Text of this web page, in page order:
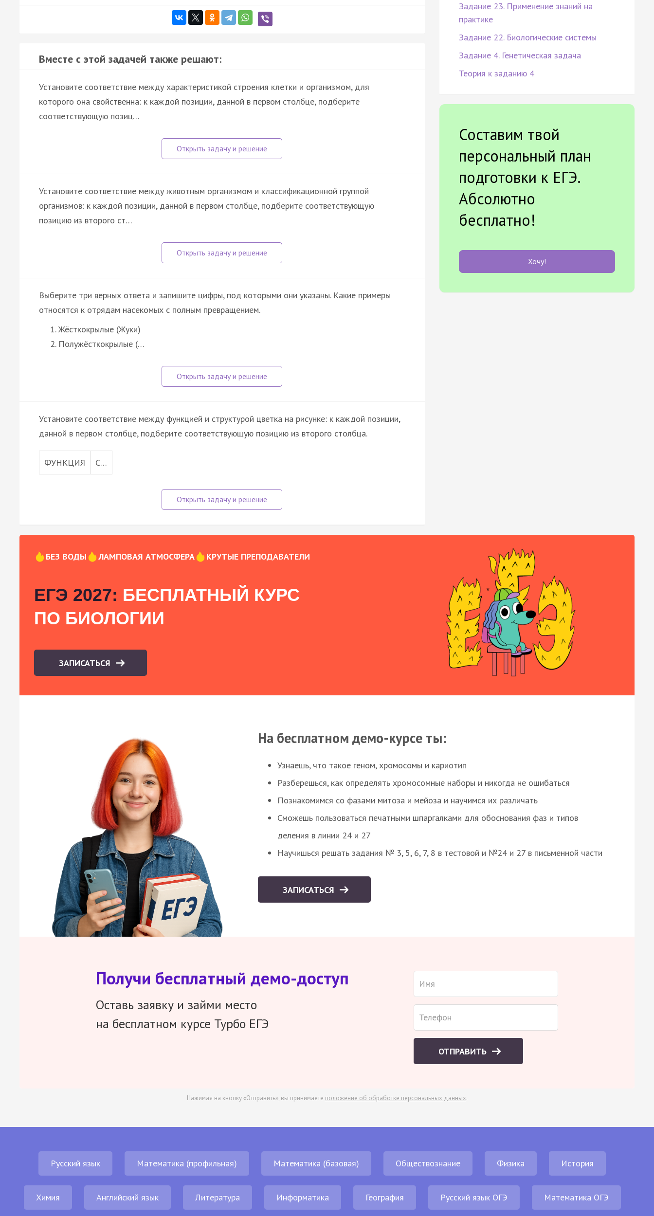
Вместе с этой задачей также решают:
Установите соответствие между характеристикой строения клетки и организмом, для
которого она свойственна: к каждой позиции, данной в первом столбце, подберите
соответствующую позиц…
Установите соответствие между животным организмом и классификационной группой
организмов: к каждой позиции, данной в первом столбце, подберите соответствующую
позицию из второго ст…
Выберите три верных ответа и запишите цифры, под которыми они указаны. Какие примеры
относятся к отрядам насекомых с полным превращением.
Жёсткокрылые (Жуки)
Полужёсткокрылые (…
Установите соответствие между функцией и структурой цветка на рисунке: к каждой позиции,
данной в первом столбце, подберите соответствующую позицию из второго столбца.
ФУНКЦИЯ С…
Задание 23. Применение знаний на
практике
Задание 22. Биологические системы
Задание 4. Генетическая задача
Теория к заданию 4
Составим твой
персональный план
подготовки к ЕГЭ.
Абсолютно
бесплатно!
Хочу!
БЕЗ ВОДЫ ЛАМПОВАЯ АТМОСФЕРА КРУТЫЕ ПРЕПОДАВАТЕЛИ
ЕГЭ 2027: БЕСПЛАТНЫЙ КУРС
ПО БИОЛОГИИ
ЗАПИСАТЬСЯ
На бесплатном демо-курсе ты:
Узнаешь, что такое геном, хромосомы и кариотип
Разберешься, как определять хромосомные наборы и никогда не ошибаться
Познакомимся со фазами митоза и мейоза и научимся их различать
Сможешь пользоваться печатными шпаргалками для обоснования фаз и типов
деления в линии 24 и 27
Научишься решать задания № 3, 5, 6, 7, 8 в тестовой и №24 и 27 в письменной части
ЗАПИСАТЬСЯ
Получи бесплатный демо-доступ
Оставь заявку и займи место
на бесплатном курсе Турбо ЕГЭ
ОТПРАВИТЬ
Нажимая на кнопку «Отправить», вы принимаете положение об обработке персональных данных.
Русский язык Математика (профильная) Математика (базовая) Обществознание Физика История
Химия Английский язык Литература Информатика География Русский язык ОГЭ Математика ОГЭ